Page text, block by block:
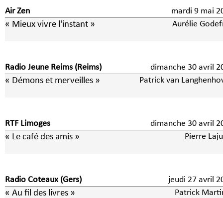
Air Zen mardi 9 mai
« Mieux vivre l'instant » Aurélie
Radio Jeune Reims (Reims) dimanche 30 avril
« Démons et merveilles » Patrick van
RTF Limoges dimanche 30 avril
« Le café des amis » Pierre
Radio Coteaux (Gers) jeudi 27 avril
« Au fil des livres » Patrick